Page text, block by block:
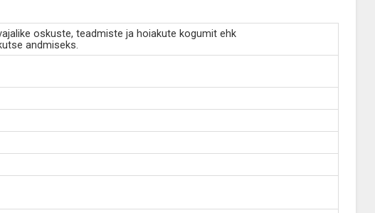
oskuste, teadmiste ja hoiakute kogumit ehk
andmiseks.